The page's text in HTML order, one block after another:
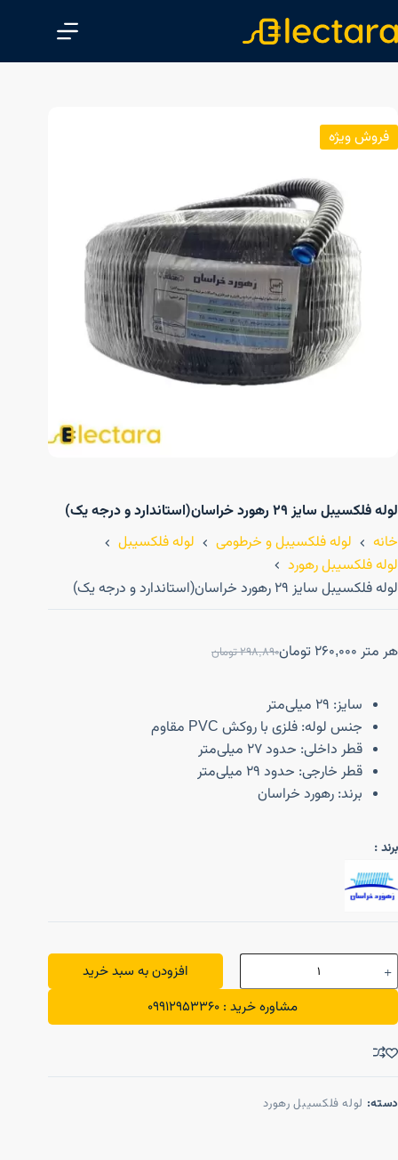
ش
فروش ویژه
لوله فلکسیبل سایز ۲۹ رهورد خراسان(استاندارد و درجه یک)
خانه
لوله فلکسیبل و خرطومی
لوله فلکسیبل
لوله فلکسیبل رهورد
لوله فلکسیبل سایز ۲۹ رهورد خراسان(استاندارد و درجه یک)
هر متر 298,890تومان 260,000 تومان
سایز: ۲۹ میلی‌متر
جنس لوله: فلزی با روکش PVC مقاوم
قطر داخلی: حدود ۲۷ میلی‌متر
قطر خارجی: حدود ۲۹ میلی‌متر
برند: رهورد خراسان
برند :
افزودن به سبد خرید
مشاوره خرید : 09912953360
دسته: لوله فلکسیبل رهورد